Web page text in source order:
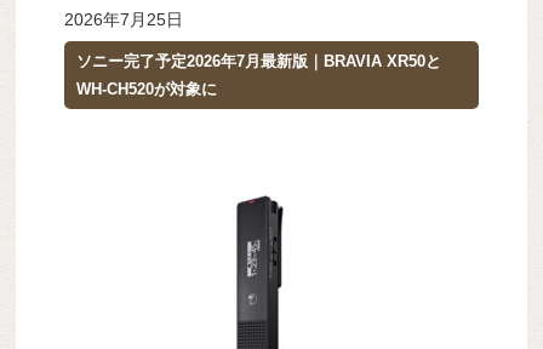
2026年7月25日
ソニー完了予定2026年7月最新版｜BRAVIA XR50と
WH-CH520が対象に